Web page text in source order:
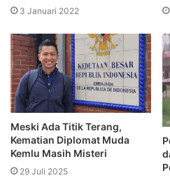
3 Januari 2022
Meski Ada Titik Terang,
Kematian Diplomat Muda
Kemlu Masih Misteri
29 Juli 2025